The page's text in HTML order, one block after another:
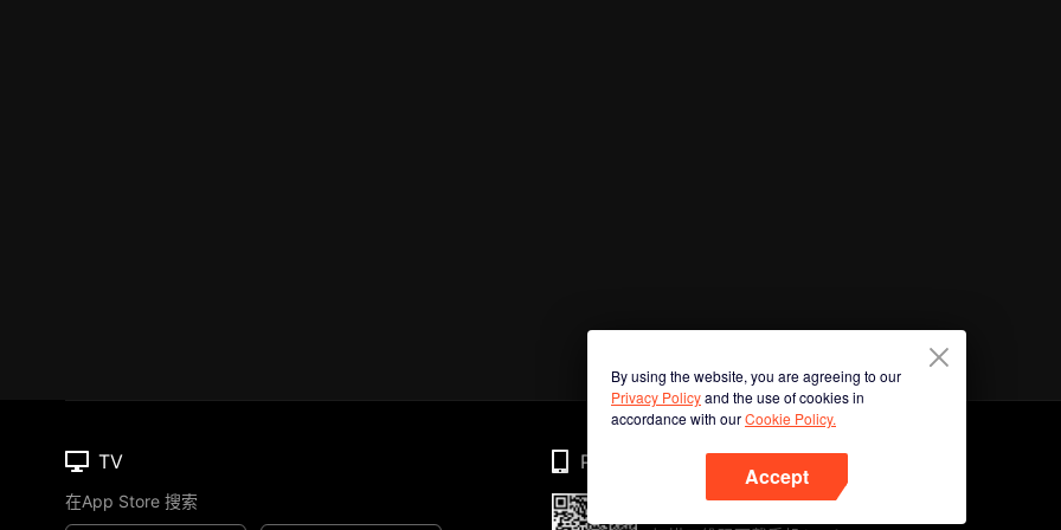
By using the website, you are agreeing to our
Privacy Policyand the use of cookies in
accordance with ourCookie Policy.
Accept
TV
在App Store 搜索
Phone